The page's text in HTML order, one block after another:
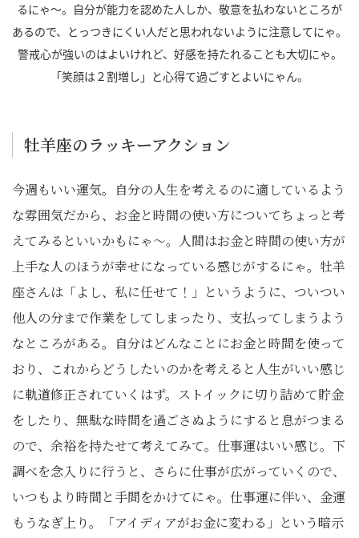
るにゃ～。自分が能力を認めた人しか、敬意を払わないところが
あるので、とっつきにくい人だと思われないように注意してにゃ。
警戒心が強いのはよいけれど、好感を持たれることも大切にゃ。
「笑顔は２割増し」と心得て過ごすとよいにゃん。
牡羊座のラッキーアクション
今週もいい運気。自分の人生を考えるのに適しているよう
な雰囲気だから、お金と時間の使い方についてちょっと考
えてみるといいかもにゃ～。人間はお金と時間の使い方が
上手な人のほうが幸せになっている感じがするにゃ。牡羊
座さんは「よし、私に任せて！」というように、ついつい
他人の分まで作業をしてしまったり、支払ってしまうよう
なところがある。自分はどんなことにお金と時間を使って
おり、これからどうしたいのかを考えると人生がいい感じ
に軌道修正されていくはず。ストイックに切り詰めて貯金
をしたり、無駄な時間を過ごさぬようにすると息がつまる
ので、余裕を持たせて考えてみて。仕事運はいい感じ。下
調べを念入りに行うと、さらに仕事が広がっていくので、
いつもより時間と手間をかけてにゃ。仕事運に伴い、金運
もうなぎ上り。「アイディアがお金に変わる」という暗示